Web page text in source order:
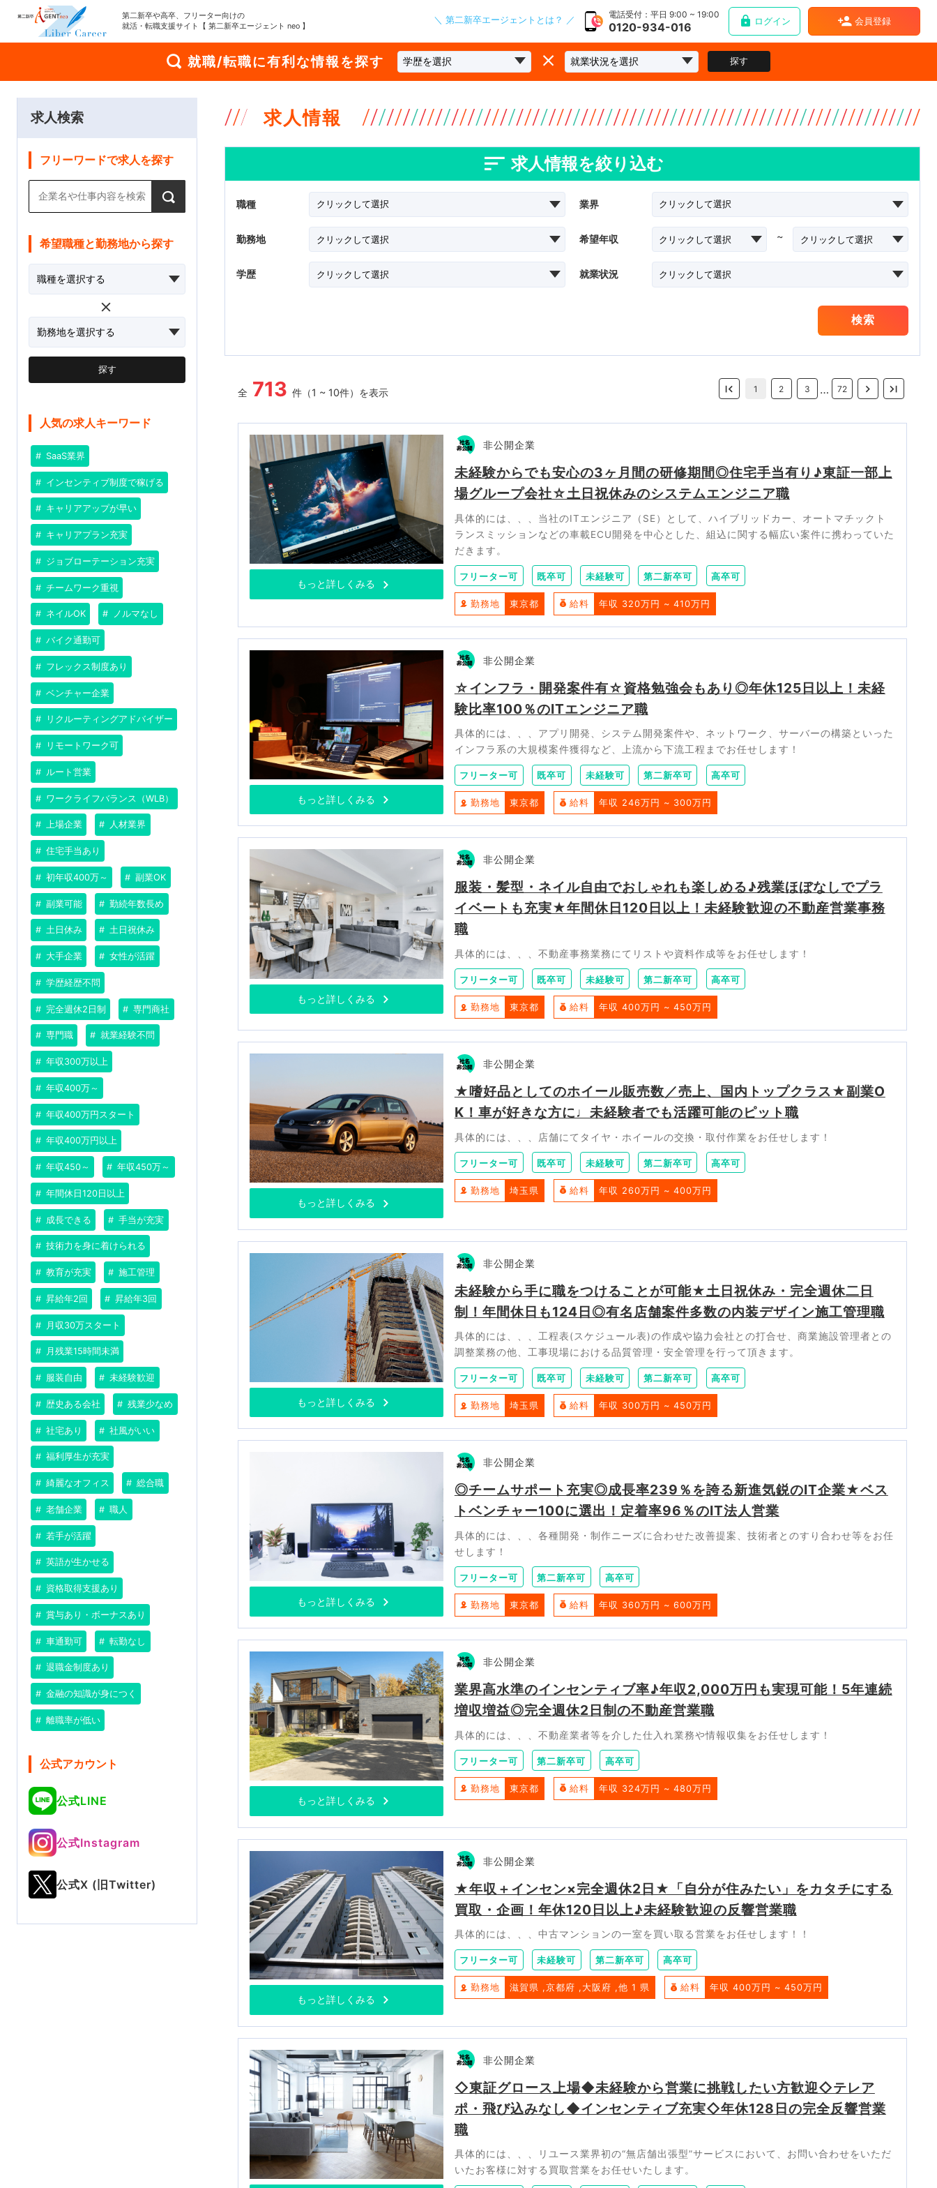
第二新卒や高卒、フリーター向けの
就活・転職支援サイト【 第二新卒エージェント neo 】
＼ 第二新卒エージェントとは？ ／ 電話受付：平日 9:00 ~ 19:00
0120-934-016 ログイン 会員登録
就職/転職に有利な情報を探す 探す
求人検索
フリーワードで求人を探す
希望職種と勤務地から探す
探す
人気の求人キーワード
SaaS業界
インセンティブ制度で稼げる
キャリアアップが早い
キャリアプラン充実
ジョブローテーション充実
チームワーク重視
ネイルOK ノルマなし
バイク通勤可
フレックス制度あり
ベンチャー企業
リクルーティングアドバイザー
リモートワーク可
ルート営業
ワークライフバランス（WLB）
上場企業 人材業界
住宅手当あり
初年収400万～ 副業OK
副業可能 勤続年数長め
土日休み 土日祝休み
大手企業 女性が活躍
学歴経歴不問
完全週休2日制 専門商社
専門職 就業経験不問
年収300万以上
年収400万～
年収400万円スタート
年収400万円以上
年収450～ 年収450万～
年間休日120日以上
成長できる 手当が充実
技術力を身に着けられる
教育が充実 施工管理
昇給年2回 昇給年3回
月収30万スタート
月残業15時間未満
服装自由 未経験歓迎
歴史ある会社 残業少なめ
社宅あり 社風がいい
福利厚生が充実
綺麗なオフィス 総合職
老舗企業 職人
若手が活躍
英語が生かせる
資格取得支援あり
賞与あり・ボーナスあり
車通勤可 転勤なし
退職金制度あり
金融の知識が身につく
離職率が低い
公式アカウント
公式LINE
公式Instagram
公式X (旧Twitter)
求人情報
求人情報を絞り込む
職種 業界
勤務地 希望年収 ~
学歴 就業状況
検索
全 713件（1 ~ 10件）を表示 1 2 3 … 72
もっと詳しくみる
非公開企業
未経験からでも安心の3ヶ月間の研修期間◎住宅手当有り♪東証一部上
場グループ会社☆土日祝休みのシステムエンジニア職
具体的には、、、当社のITエンジニア（SE）として、ハイブリッドカー、オートマチックト
ランスミッションなどの車載ECU開発を中心とした、組込に関する幅広い案件に携わっていた
だきます。
フリーター可 既卒可 未経験可 第二新卒可 高卒可
勤務地 東京都 給料 年収 320万円 ~ 410万円
もっと詳しくみる
非公開企業
☆インフラ・開発案件有☆資格勉強会もあり◎年休125日以上！未経
験比率100％のITエンジニア職
具体的には、、、アプリ開発、システム開発案件や、ネットワーク、サーバーの構築といった
インフラ系の大規模案件獲得など、上流から下流工程までお任せします！
フリーター可 既卒可 未経験可 第二新卒可 高卒可
勤務地 東京都 給料 年収 246万円 ~ 300万円
もっと詳しくみる
非公開企業
服装・髪型・ネイル自由でおしゃれも楽しめる♪残業ほぼなしでプラ
イベートも充実★年間休日120日以上！未経験歓迎の不動産営業事務
職
具体的には、、、不動産事務業務にてリストや資料作成等をお任せします！
フリーター可 既卒可 未経験可 第二新卒可 高卒可
勤務地 東京都 給料 年収 400万円 ~ 450万円
もっと詳しくみる
非公開企業
★嗜好品としてのホイール販売数／売上、国内トップクラス★副業O
K！車が好きな方に♩未経験者でも活躍可能のピット職
具体的には、、、店舗にてタイヤ・ホイールの交換・取付作業をお任せします！
フリーター可 既卒可 未経験可 第二新卒可 高卒可
勤務地 埼玉県 給料 年収 260万円 ~ 400万円
もっと詳しくみる
非公開企業
未経験から手に職をつけることが可能★土日祝休み・完全週休二日
制！年間休日も124日◎有名店舗案件多数の内装デザイン施工管理職
具体的には、、、工程表(スケジュール表)の作成や協力会社との打合せ、商業施設管理者との
調整業務の他、工事現場における品質管理・安全管理を行って頂きます。
フリーター可 既卒可 未経験可 第二新卒可 高卒可
勤務地 埼玉県 給料 年収 300万円 ~ 450万円
もっと詳しくみる
非公開企業
◎チームサポート充実◎成長率239％を誇る新進気鋭のIT企業★ベス
トベンチャー100に選出！定着率96％のIT法人営業
具体的には、、、各種開発・制作ニーズに合わせた改善提案、技術者とのすり合わせ等をお任
せします！
フリーター可 第二新卒可 高卒可
勤務地 東京都 給料 年収 360万円 ~ 600万円
もっと詳しくみる
非公開企業
業界高水準のインセンティブ率♪年収2,000万円も実現可能！5年連続
増収増益◎完全週休2日制の不動産営業職
具体的には、、、不動産業者等を介した仕入れ業務や情報収集をお任せします！
フリーター可 第二新卒可 高卒可
勤務地 東京都 給料 年収 324万円 ~ 480万円
もっと詳しくみる
非公開企業
★年収＋インセン×完全週休2日★「自分が住みたい」をカタチにする
買取・企画！年休120日以上♪未経験歓迎の反響営業職
具体的には、、、中古マンションの一室を買い取る営業をお任せします！！
フリーター可 未経験可 第二新卒可 高卒可
勤務地 滋賀県 京都府 大阪府 他 1 県 給料 年収 400万円 ~ 450万円
非公開企業
◇東証グロース上場◆未経験から営業に挑戦したい方歓迎◇テレア
ポ・飛び込みなし◆インセンティブ充実◇年休128日の完全反響営業
職
具体的には、、、リユース業界初の“無店舗出張型”サービスにおいて、お問い合わせをいただ
いたお客様に対する買取営業をお任せいたします。